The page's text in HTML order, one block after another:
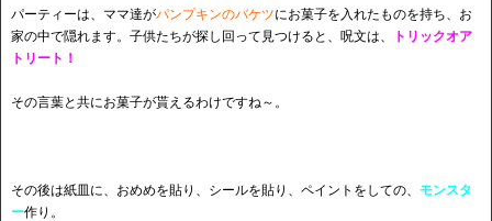
パーティーは、ママ達がパンプキンのバケツにお菓子を入れたものを持ち、お
家の中で隠れます。子供たちが探し回って見つけると、呪文は、
トリックオア
トリート！
その言葉と共にお菓子が貰えるわけですね～。
その後は紙皿に、おめめを貼り、シールを貼り、ペイントをしての、 モンスタ
ー作り。